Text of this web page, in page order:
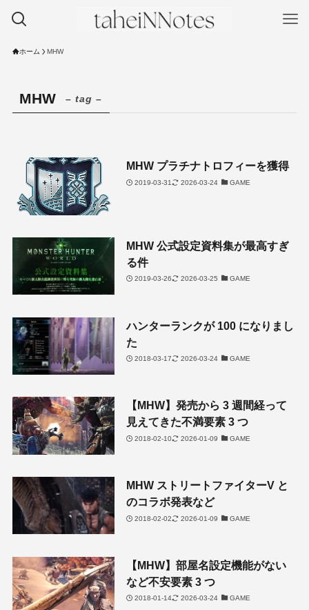
ホーム MHW
MHW – tag –
MHW プラチナトロフィーを獲得
2019-03-31 2026-03-24 GAME
MHW 公式設定資料集が最高すぎ
る件
2019-03-26 2026-03-25 GAME
ハンターランクが 100 になりまし
た
2018-03-17 2026-03-24 GAME
【MHW】発売から 3 週間経って
見えてきた不満要素 3 つ
2018-02-10 2026-01-09 GAME
MHW ストリートファイターV と
のコラボ発表など
2018-02-02 2026-01-09 GAME
【MHW】部屋名設定機能がない
など不安要素 3 つ
2018-01-14 2026-03-24 GAME